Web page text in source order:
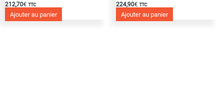
212,70€ TTC
Ajouter au panier
224,90€ TTC
Ajouter au panier